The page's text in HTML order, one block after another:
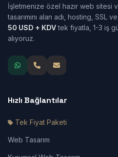
İşletmenize özel hazır web sitesi
tasarımını alan adı, hosting, SSL
50 USD + KDVtek fiyatla, 1-3 iş
alıyoruz.
Hızlı Bağlantılar
Tek Fiyat Paketi
Web Tasarım